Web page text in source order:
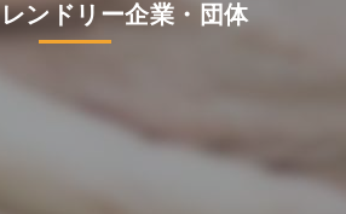
ンドリー企業・団体